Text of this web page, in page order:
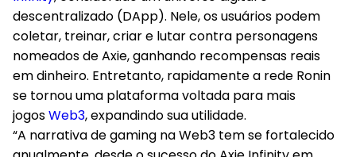
descentralizado (DApp). Nele, os usuários podem
coletar, treinar, criar e lutar contra personagens
nomeados de Axie, ganhando recompensas reais
em dinheiro. Entretanto, rapidamente a rede Ronin
se tornou uma plataforma voltada para mais
jogosWeb3, expandindo sua utilidade.
“A narrativa de gaming na Web3 tem se fortalecido